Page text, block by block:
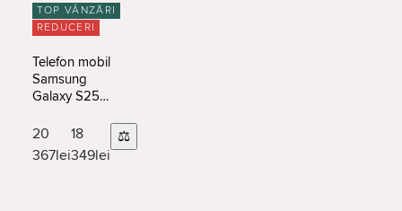
TOP VÂNZĂRI
REDUCERI
Telefon mobil
Samsung
Galaxy S25
12/256Gb
Titanium Silver
Blue
20
367lei
18
349lei
⚖